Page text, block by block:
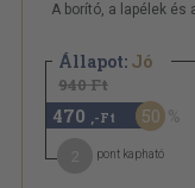
A borító, a lapélek és
Állapot: Jó
940 Ft
470 ,-Ft 50
pont kapható